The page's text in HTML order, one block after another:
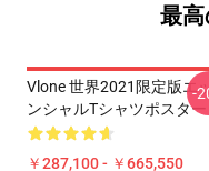
最
Vlone 世界2021限定版エ
ンシャルTシャツポスター
￥287,100 - ￥665,550
-